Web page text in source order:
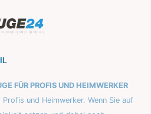
FÜR PROFIS UND HEIMWERKER
und Heimwerker. Wenn Sie auf